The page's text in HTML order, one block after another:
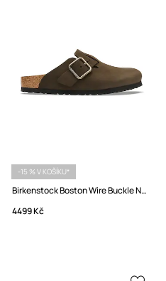
-15 % V KOŠÍKU*
Birkenstock Boston Wire Buckle Nubuck Leather pantofle nazouváky nubukové
4499 Kč